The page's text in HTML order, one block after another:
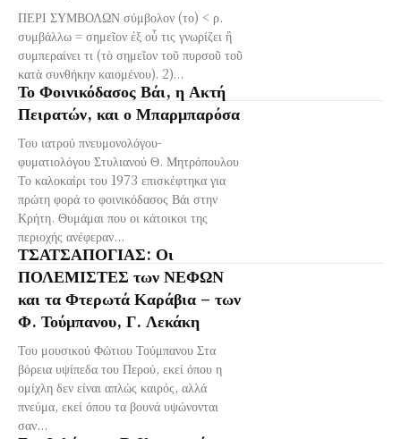
ΠΕΡΙ ΣΥΜΒΟΛΩΝ σύμβολον (το) < ρ.
συμβάλλω = σημεῖον ἐξ οὗ τις γνωρίζει ἢ
συμπεραίνει τι (τὸ σημεῖον τοῦ πυρσοῦ τοῦ
κατὰ συνθήκην καιομένου). 2)...
Το Φοινικόδασος Βάι, η Ακτή
Πειρατών, και ο Μπαρμπαρόσα
Του ιατρού πνευμονολόγου-
φυματιολόγου Στυλιανού Θ. Μητρόπουλου
Το καλοκαίρι του 1973 επισκέφτηκα για
πρώτη φορά το φοινικόδασος Βάι στην
Κρήτη. Θυμάμαι που οι κάτοικοι της
περιοχής ανέφεραν...
ΤΣΑΤΣΑΠΟΓΙΑΣ: Οι
ΠΟΛΕΜΙΣΤΕΣ των ΝΕΦΩΝ
και τα Φτερωτά Καράβια – των
Φ. Τούμπανου, Γ. Λεκάκη
Του μουσικού Φώτιου Τούμπανου Στα
βόρεια υψίπεδα του Περού, εκεί όπου η
ομίχλη δεν είναι απλώς καιρός, αλλά
πνεύμα, εκεί όπου τα βουνά υψώνονται
σαν...